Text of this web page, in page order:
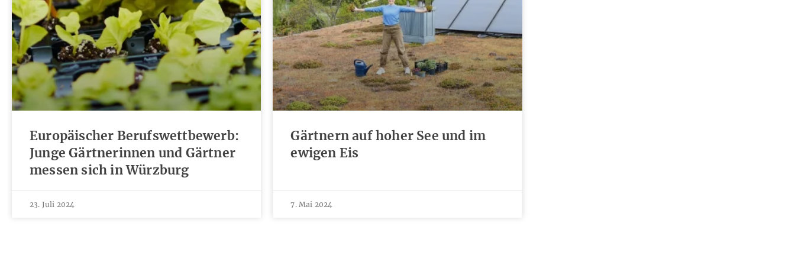
Europäischer Berufswettbewerb:
Junge Gärtnerinnen und Gärtner
messen sich in Würzburg
23. Juli 2024
Gärtnern auf hoher See und im
ewigen Eis
7. Mai 2024